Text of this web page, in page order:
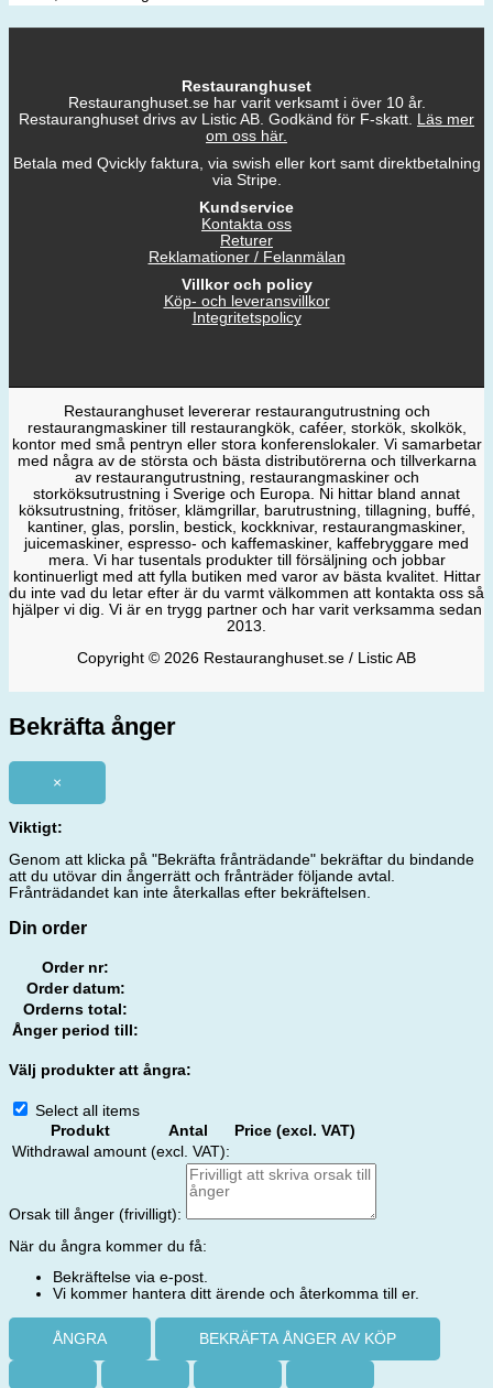
Restauranghuset
Restauranghuset.se har varit verksamt i över 10 år.
Restauranghuset drivs av Listic AB. Godkänd för F-skatt. Läs mer
om oss här.
Betala med Qvickly faktura, via swish eller kort samt direktbetalning
via Stripe.
Kundservice
Kontakta oss
Returer
Reklamationer / Felanmälan
Villkor och policy
Köp- och leveransvillkor
Integritetspolicy
Restauranghuset levererar restaurangutrustning och
restaurangmaskiner till restaurangkök, caféer, storkök, skolkök,
kontor med små pentryn eller stora konferenslokaler. Vi samarbetar
med några av de största och bästa distributörerna och tillverkarna
av restaurangutrustning, restaurangmaskiner och
storköksutrustning i Sverige och Europa. Ni hittar bland annat
köksutrustning, fritöser, klämgrillar, barutrustning, tillagning, buffé,
kantiner, glas, porslin, bestick, kockknivar, restaurangmaskiner,
juicemaskiner, espresso- och kaffemaskiner, kaffebryggare med
mera. Vi har tusentals produkter till försäljning och jobbar
kontinuerligt med att fylla butiken med varor av bästa kvalitet. Hittar
du inte vad du letar efter är du varmt välkommen att kontakta oss så
hjälper vi dig. Vi är en trygg partner och har varit verksamma sedan
2013.
Copyright © 2026 Restauranghuset.se / Listic AB
Bekräfta ånger
×
Viktigt:
Genom att klicka på "Bekräfta frånträdande" bekräftar du bindande
att du utövar din ångerrätt och frånträder följande avtal.
Frånträdandet kan inte återkallas efter bekräftelsen.
Din order
Order nr:
Order datum:
Orderns total:
Ånger period till:
Välj produkter att ångra:
Select all items
Produkt
Antal
Price (excl. VAT)
Withdrawal amount (excl. VAT):
Orsak till ånger (frivilligt):
När du ångra kommer du få:
Bekräftelse via e-post.
Vi kommer hantera ditt ärende och återkomma till er.
ÅNGRA BEKRÄFTA ÅNGER AV KÖP